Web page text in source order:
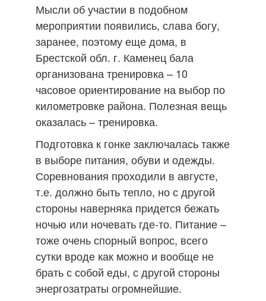
Мысли об участии в подобном
мероприятии появились, слава богу,
заранее, поэтому еще дома, в
Брестской обл. г. Каменец бала
организована тренировка – 10
часовое ориентирование на выбор по
километровке района. Полезная вещь
оказалась – тренировка.
Подготовка к гонке заключалась также
в выборе питания, обуви и одежды.
Соревнования проходили в августе,
т.е. должно быть тепло, но с другой
стороны наверняка придется бежать
ночью или ночевать где-то. Питание –
тоже очень спорный вопрос, всего
сутки вроде как можно и вообще не
брать с собой еды, с другой стороны
энергозатраты огромнейшие.